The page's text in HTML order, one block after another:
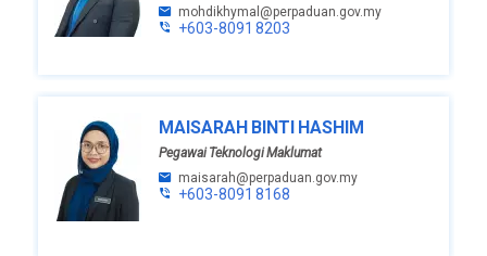
mohdikhymal@perpaduan.gov.my
+603-8091 8203
MAISARAH BINTI HASHIM
Pegawai Teknologi Maklumat
maisarah@perpaduan.gov.my
+603-8091 8168